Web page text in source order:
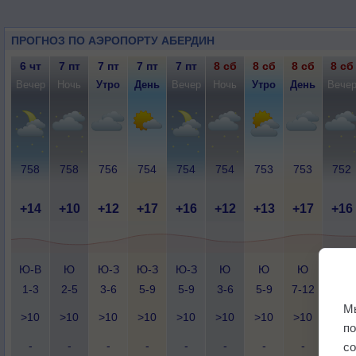
ПРОГНОЗ ПО АЭРОПОРТУ АБЕРДИН
6 чт 7 пт 7 пт 7 пт 7 пт 8 сб 8 сб 8 сб 8 сб
Вечер Ночь Утро День Вечер Ночь Утро День Вечер
758 758 756 754 754 754 753 753 752
+14 +10 +12 +17 +16 +12 +13 +17 +16
Ю-В
1-3
Ю
2-5
Ю-З
3-6
Ю-З
5-9
Ю-З
5-9
Ю
3-6
Ю
5-9
Ю
7-12
>10 >10 >10 >10 >10 >10 >10 >10 >10
- - - - - - - - -